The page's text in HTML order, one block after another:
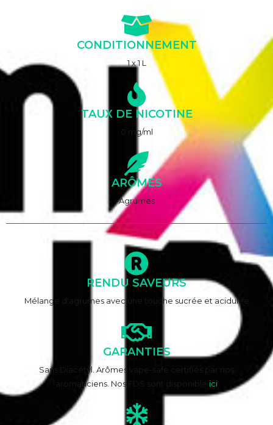
CONDITIONNEMENT
1 x 1 L
TAUX DE NICOTINE
0 mg/ml
ARÔMES
Agrumes
RENDU SAVEURS
Mélange d'agrumes avec une touche sucrée et acidulée
GARANTIES
Sans Diacétyl. Arômes vape-safe certifiés par nos
aromaticiens. Nos FDS sont disponible ici